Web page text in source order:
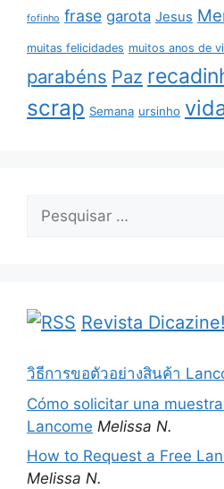
fofinho frase garota Jesus
muitas felicidades muitos anos de
parabéns Paz
scrap Semana ursinho
Pesquisar
Revista Dicazine!
วิธีการขอตัวอย่างสินค้า
Cómo solicitar una
Lancome Melissa N.
How to Request a Free
Melissa N.